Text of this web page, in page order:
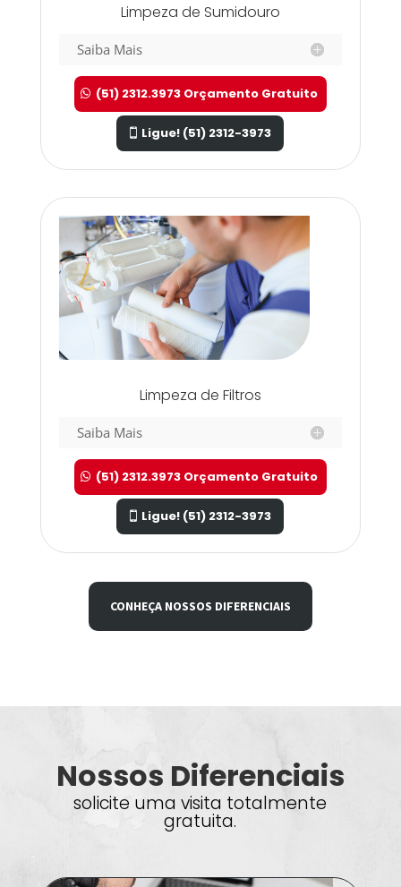
Limpeza de Sumidouro
Saiba Mais
(51) 2312.3973 Orçamento Gratuito
Ligue! (51) 2312-3973
Limpeza de Filtros
Saiba Mais
(51) 2312.3973 Orçamento Gratuito
Ligue! (51) 2312-3973
CONHEÇA NOSSOS DIFERENCIAIS
Nossos Diferenciais
solicite uma visita totalmente
gratuita.